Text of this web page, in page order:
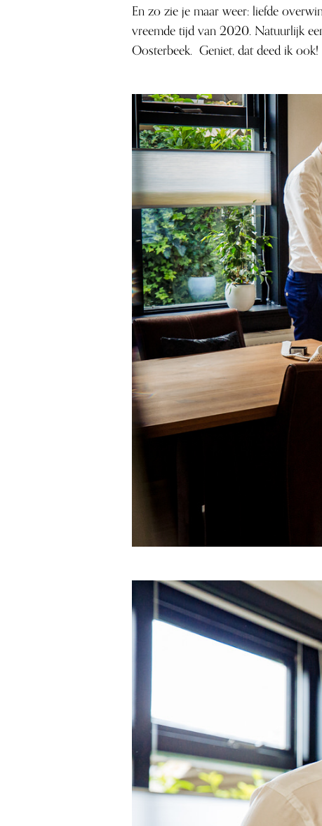
En zo zie je maar weer: liefde
vreemde tijd van 2020. Natuurlijk
Oosterbeek. Geniet, dat deed ik ook!